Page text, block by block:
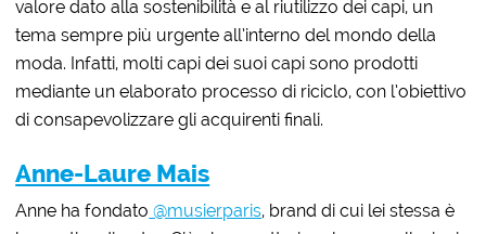
valore dato alla sostenibilità e al riutilizzo dei capi, un
tema sempre più urgente all’interno del mondo della
moda. Infatti, molti capi dei suoi capi sono prodotti
mediante un elaborato processo di riciclo, con l’obiettivo
di consapevolizzare gli acquirenti finali.
Anne-Laure Mais
Anne ha fondato @musierparis, brand di cui lei stessa è